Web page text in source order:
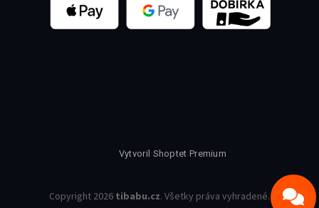
Vytvoril Shoptet Premium
Copyright 2026 tibabu.cz. Všetky práva vyhradené.